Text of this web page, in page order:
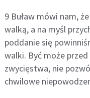
9 Buław mówi nam,
walką, a na myśl
poddanie się
walki. Być może
zwycięstwa, nie
chwilowe